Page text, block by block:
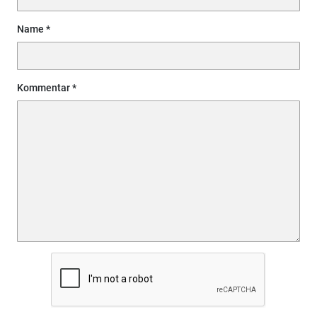
Name
Kommentar